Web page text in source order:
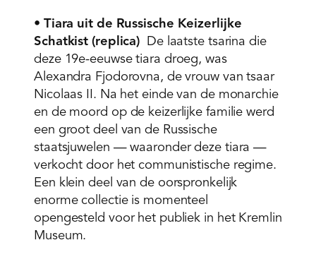
• Tiara uit de Russische Keizerlijke
Schatkist (replica) De laatste tsarina die
deze 19e-eeuwse tiara droeg, was
Alexandra Fjodorovna, de vrouw van tsaar
Nicolaas II. Na het einde van de monarchie
en de moord op de keizerlijke familie werd
een groot deel van de Russische
staatsjuwelen — waaronder deze tiara —
verkocht door het communistische regime.
Een klein deel van de oorspronkelijk
enorme collectie is momenteel
opengesteld voor het publiek in het Kremlin
Museum.